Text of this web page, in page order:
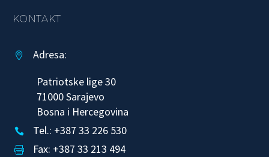
KONTAKT


Adresa:
Patriotske lige 30
71000 Sarajevo
Bosna i Hercegovina

 Tel.: +387 33 226 530

 Fax: +387 33 213 494